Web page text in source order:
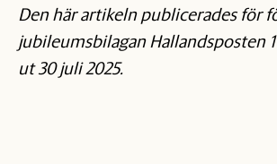
Den här artikeln publicerades för
jubileumsbilagan Hallandsposten
ut 30 juli 2025.